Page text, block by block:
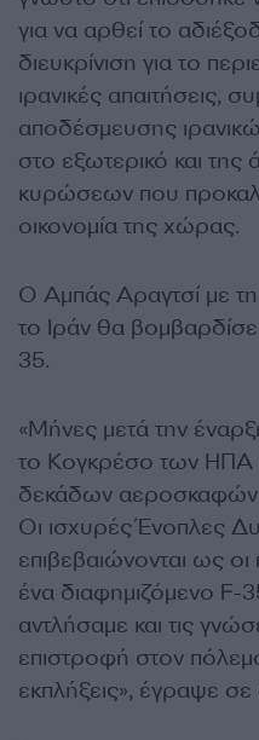
για να αρθεί το
διευκρίνιση για το
ιρανικές απαιτήσεις,
αποδέσμευσης
στο εξωτερικό και
κυρώσεων που
οικονομία της χώρας.
Ο Αμπάς Αραγτσί με
το Ιράν θα
35.
«Μήνες μετά την
το Κογκρέσο των ΗΠΑ
δεκάδων αεροσκαφών
Οι ισχυρές Ένοπλες
επιβεβαιώνονται ως
ένα διαφημιζόμενο F-
αντλήσαμε και τις
επιστροφή στον
εκπλήξεις», έγραψε